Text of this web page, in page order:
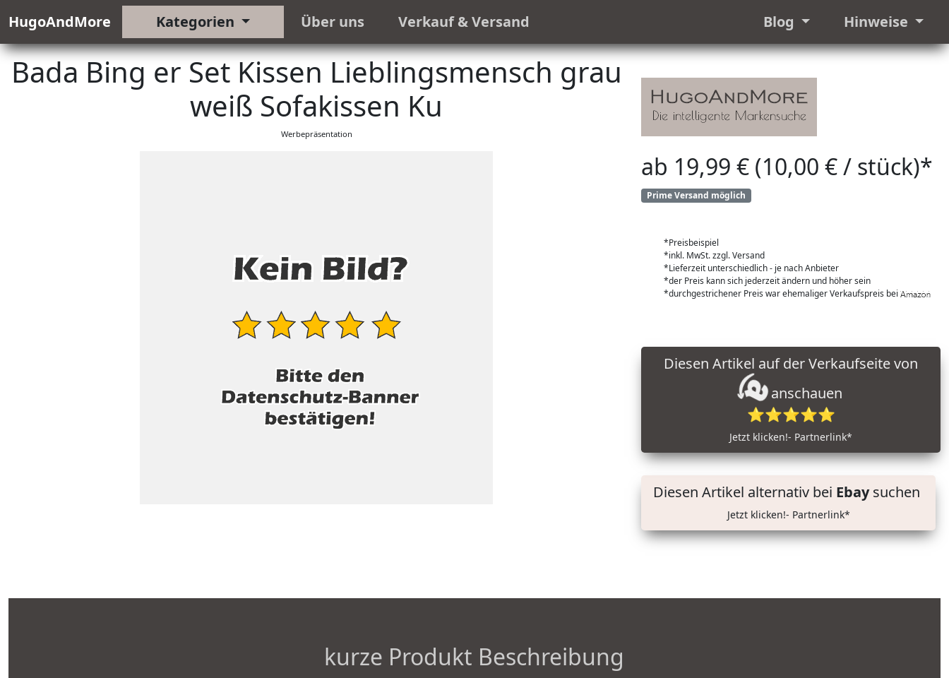
HugoAndMore Kategorien Über uns Verkauf & Versand Blog Hinweise
Bada Bing er Set Kissen Lieblingsmensch grau
weiß Sofakissen Ku
Werbepräsentation
ab 19,99 € (10,00 € / stück)*
Prime Versand möglich
*Preisbeispiel
*inkl. MwSt. zzgl. Versand
*Lieferzeit unterschiedlich - je nach Anbieter
*der Preis kann sich jederzeit ändern und höher sein
*durchgestrichener Preis war ehemaliger Verkaufspreis bei
anschauen
⭐⭐⭐⭐⭐
Jetzt klicken!- Partnerlink*
Diesen Artikel alternativ bei Ebaysuchen
Jetzt klicken!- Partnerlink*
kurze Produkt Beschreibung